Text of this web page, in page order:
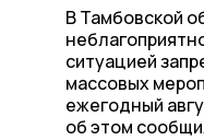
В Тамбовской
ситуацией
массовых
ежегодный
об этом